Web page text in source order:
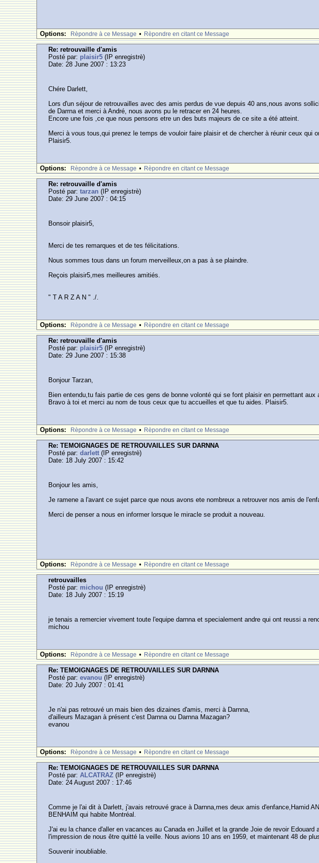
Options: Rèpondre à ce Message • Rèpondre en citant ce Message
Re: retrouvaille d'amis
Posté par: plaisir5 (IP enregistrè)
Date: 28 June 2007 : 13:23
Chére Darlett,
Lors d'un séjour de retrouvailles avec des amis perdus de vue depuis 40 ans,nous avons
de Darrna et merci à André, nous avons pu le retracer en 24 heures.
Encore une fois ,ce que nous pensons etre un des buts majeurs de ce site a été atteint.
Merci à vous tous,qui prenez le temps de vouloir faire plaisir et de chercher à réunir ceux qui
Plaisir5.
Options: Rèpondre à ce Message • Rèpondre en citant ce Message
Re: retrouvaille d'amis
Posté par:tarzan (IP enregistrè)
Date: 29 June 2007 : 04:15
Bonsoir plaisir5,
Merci de tes remarques et de tes félicitations.
Nous sommes tous dans un forum merveilleux,on a pas à se plaindre.
Reçois plaisir5,mes meilleures amitiés.
" T A R Z A N " ./.
Options: Rèpondre à ce Message • Rèpondre en citant ce Message
Re: retrouvaille d'amis
Posté par: plaisir5 (IP enregistrè)
Date: 29 June 2007 : 15:38
Bonjour Tarzan,
Bien entendu,tu fais partie de ces gens de bonne volonté qui se font plaisir en permettant
Bravo à toi et merci au nom de tous ceux que tu accueilles et que tu aides. Plaisir5.
Options: Rèpondre à ce Message • Rèpondre en citant ce Message
Re: TEMOIGNAGES DE RETROUVAILLES SUR DARNNA
Posté par:darlett (IP enregistrè)
Date: 18 July 2007 : 15:42
Bonjour les amis,
Je ramene a l'avant ce sujet parce que nous avons ete nombreux a retrouver nos amis de
Merci de penser a nous en informer lorsque le miracle se produit a nouveau.
Options: Rèpondre à ce Message • Rèpondre en citant ce Message
retrouvailles
Posté par: michou (IP enregistrè)
Date: 18 July 2007 : 15:19
je tenais a remercier vivement toute l'equipe darnna et specialement andre qui ont reussi a
michou
Options: Rèpondre à ce Message • Rèpondre en citant ce Message
Re: TEMOIGNAGES DE RETROUVAILLES SUR DARNNA
Posté par:evanou (IP enregistrè)
Date: 20 July 2007 : 01:41
Je n'ai pas retrouvé un mais bien des dizaines d'amis, merci à Darnna,
d'ailleurs Mazagan à présent c'est Darnna ou Darnna Mazagan?
evanou
Options: Rèpondre à ce Message • Rèpondre en citant ce Message
Re: TEMOIGNAGES DE RETROUVAILLES SUR DARNNA
Posté par:ALCATRAZ (IP enregistrè)
Date: 24 August 2007 : 17:46
Comme je l'ai dit à Darlett, j'avais retrouvé grace à Darnna,mes deux amis d'enfance,Hamid
BENHAIM qui habite Montréal.
J'ai eu la chance d'aller en vacances au Canada en Juillet et la grande Joie de revoir
l'impression de nous être quitté la veille. Nous avions 10 ans en 1959, et maintenant 48 de
Souvenir inoubliable.